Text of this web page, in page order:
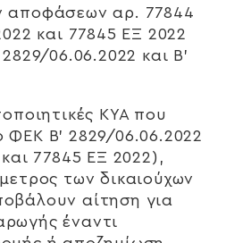
αποφάσεων αρ. 77844
και 77845 ΕΞ 2022
06.06.2022 και B’
ΚΥΑ που
ΦΕΚ B’ 2829/06.06.2022
77845 ΕΞ 2022),
των δικαιούχων
αίτηση για
έναντι